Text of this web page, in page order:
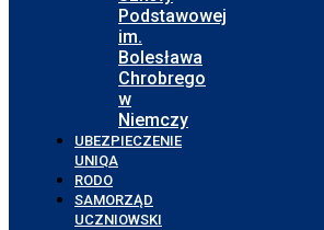
Podstawowej
im.
Bolesława
Chrobrego
w
Niemczy
UBEZPIECZENIE
UNIQA
RODO
SAMORZĄD
UCZNIOWSKI